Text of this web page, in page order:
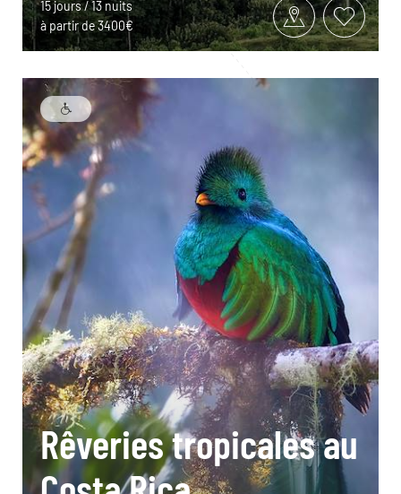
15 jours / 13 nuits
à partir de 3400€
Rêveries tropicales au